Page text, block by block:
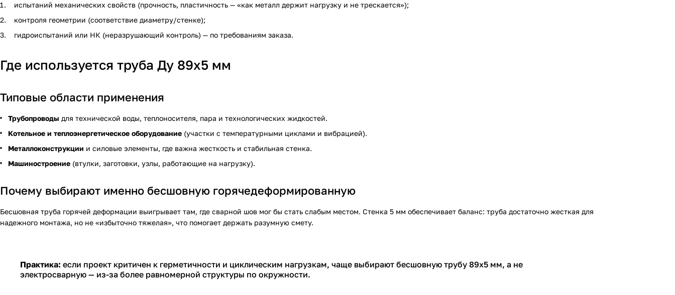
испытаний механических свойств (прочность, пластичность — «как металл держит нагрузку и не трескается»);
контроля геометрии (соответствие диаметру/стенке);
гидроиспытаний или НК (неразрушающий контроль) — по требованиям заказа.
Где используется труба Ду 89х5 мм
Типовые области применения
Трубопроводы для технической воды, теплоносителя, пара и технологических жидкостей.
Котельное и теплоэнергетическое оборудование (участки с температурными циклами и вибрацией).
Металлоконструкции и силовые элементы, где важна жесткость и стабильная стенка.
Машиностроение (втулки, заготовки, узлы, работающие на нагрузку).
Почему выбирают именно бесшовную горячедеформированную
Бесшовная труба горячей деформации выигрывает там, где сварной шов мог бы стать слабым местом. Стенка 5 мм обеспечивает баланс: труба достаточно жесткая для
надежного монтажа, но не «избыточно тяжелая», что помогает держать разумную смету.
Практика: если проект критичен к герметичности и циклическим нагрузкам, чаще выбирают бесшовную трубу 89х5 мм, а не
электросварную — из-за более равномерной структуры по окружности.